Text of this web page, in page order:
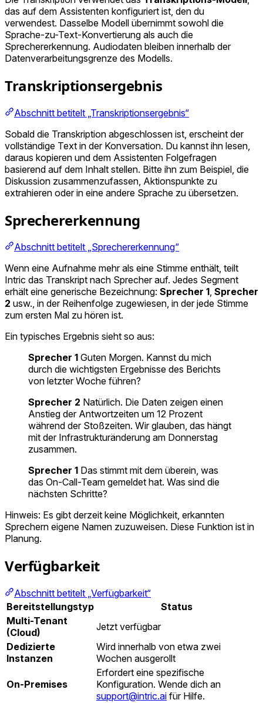
das auf dem Assistenten konfiguriert ist, den du
verwendest. Dasselbe Modell übernimmt sowohl die
Sprache-zu-Text-Konvertierung als auch die
Sprechererkennung. Audiodaten bleiben innerhalb der
Datenverarbeitungsgrenze des Modells.
Transkriptionsergebnis
Abschnitt betitelt „Transkriptionsergebnis“
Sobald die Transkription abgeschlossen ist, erscheint der
vollständige Text in der Konversation. Du kannst ihn lesen,
daraus kopieren und dem Assistenten Folgefragen
basierend auf dem Inhalt stellen. Bitte ihn zum Beispiel, die
Diskussion zusammenzufassen, Aktionspunkte zu
extrahieren oder in eine andere Sprache zu übersetzen.
Sprechererkennung
Abschnitt betitelt „Sprechererkennung“
Wenn eine Aufnahme mehr als eine Stimme enthält, teilt
Intric das Transkript nach Sprecher auf. Jedes Segment
erhält eine generische Bezeichnung: Sprecher 1, Sprecher
2 usw., in der Reihenfolge zugewiesen, in der jede Stimme
zum ersten Mal zu hören ist.
Ein typisches Ergebnis sieht so aus:
Sprecher 1 Guten Morgen. Kannst du mich
durch die wichtigsten Ergebnisse des Berichts
von letzter Woche führen?
Sprecher 2 Natürlich. Die Daten zeigen einen
Anstieg der Antwortzeiten um 12 Prozent
während der Stoßzeiten. Wir glauben, das hängt
mit der Infrastrukturänderung am Donnerstag
zusammen.
Sprecher 1 Das stimmt mit dem überein, was
das On-Call-Team gemeldet hat. Was sind die
nächsten Schritte?
Hinweis: Es gibt derzeit keine Möglichkeit, erkannten
Sprechern eigene Namen zuzuweisen. Diese Funktion ist in
Planung.
Verfügbarkeit
Abschnitt betitelt „Verfügbarkeit“
Bereitstellungstyp
Status
Multi-Tenant
(Cloud)
Jetzt verfügbar
Dedizierte
Instanzen
Wird innerhalb von etwa zwei
Wochen ausgerollt
On-Premises
Erfordert eine spezifische
Konfiguration. Wende dich an
support@intric.ai für Hilfe.